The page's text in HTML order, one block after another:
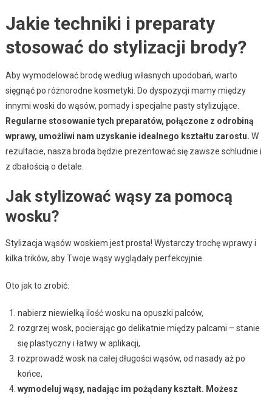
Jakie techniki i preparaty
stosować do stylizacji brody?
Aby wymodelować brodę według własnych upodobań, warto
sięgnąć po różnorodne kosmetyki. Do dyspozycji mamy między
innymi woski do wąsów, pomady i specjalne pasty stylizujące.
Regularne stosowanie tych preparatów, połączone z odrobiną
wprawy, umożliwi nam uzyskanie idealnego kształtu zarostu. W
rezultacie, nasza broda będzie prezentować się zawsze schludnie i
z dbałością o detale.
Jak stylizować wąsy za pomocą
wosku?
Stylizacja wąsów woskiem jest prosta! Wystarczy trochę wprawy i
kilka trików, aby Twoje wąsy wyglądały perfekcyjnie.
Oto jak to zrobić:
nabierz niewielką ilość wosku na opuszki palców,
rozgrzej wosk, pocierając go delikatnie między palcami – stanie
się plastyczny i łatwy w aplikacji,
rozprowadź wosk na całej długości wąsów, od nasady aż po
końce,
wymodeluj wąsy, nadając im pożądany kształt. Możesz